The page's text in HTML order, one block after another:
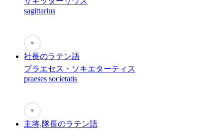
sagittarius
♥
社長のラテン語
プラエセス・ソキエターティス
praeses societatis
♥
主将,隊長のラテン語